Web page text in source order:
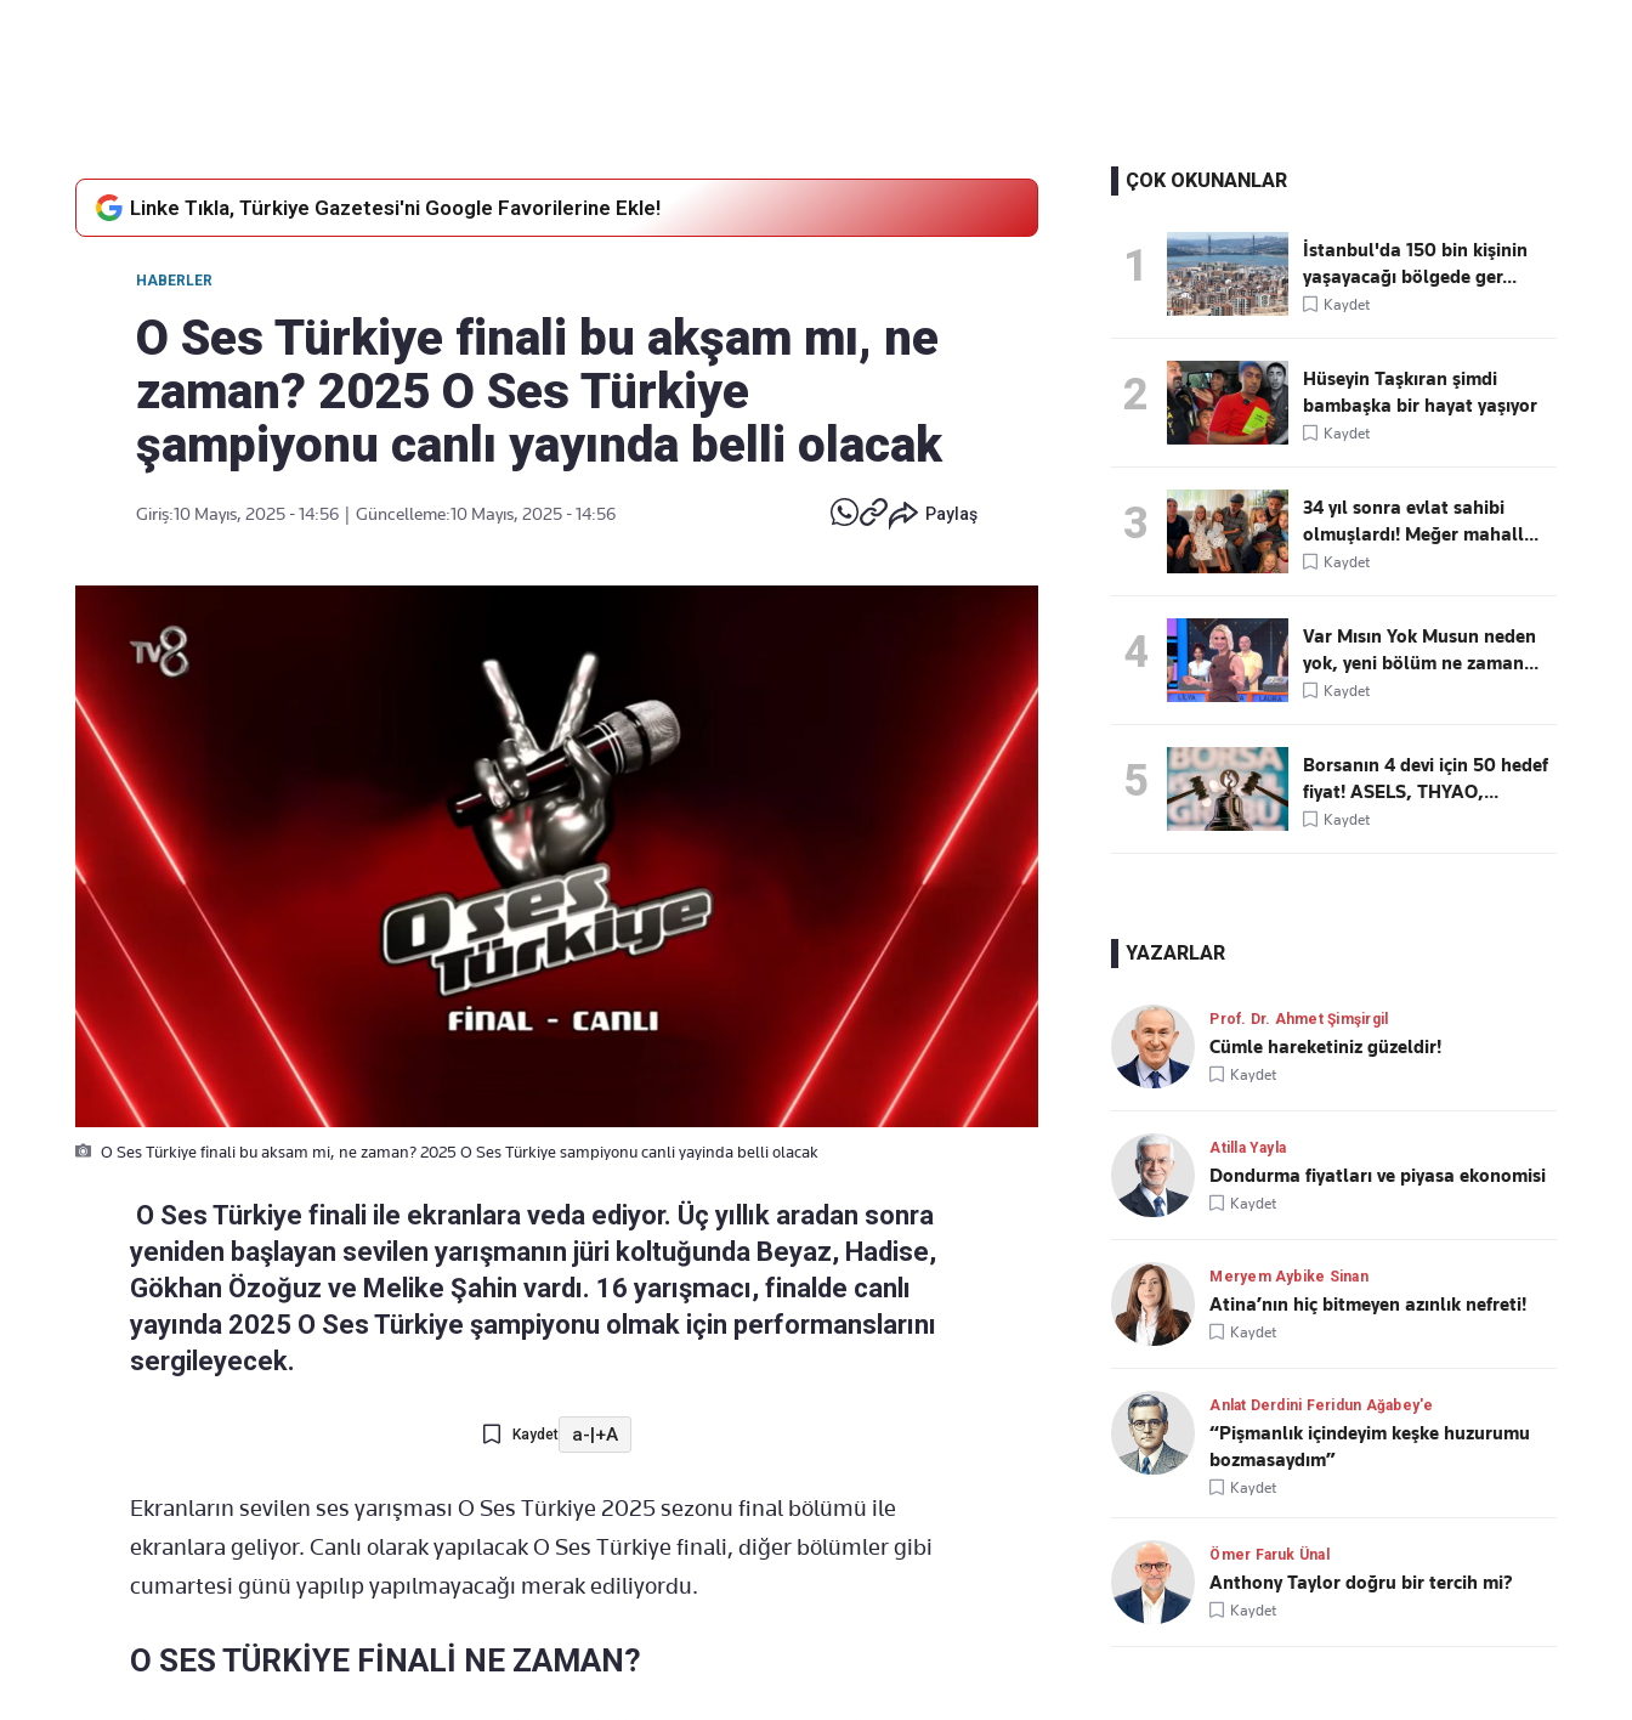
Linke Tıkla, Türkiye Gazetesi'ni Google Favorilerine Ekle!
HABERLER
O Ses Türkiye finali bu akşam mı, ne
zaman? 2025 O Ses Türkiye
şampiyonu canlı yayında belli olacak
Giriş:10 Mayıs, 2025 - 14:56 Güncelleme:10 Mayıs, 2025 - 14:56 Paylaş
O Ses Türkiye finali bu aksam mi, ne zaman? 2025 O Ses Türkiye sampiyonu canli yayinda belli olacak
O Ses Türkiye finali ile ekranlara veda ediyor. Üç yıllık aradan sonra
yeniden başlayan sevilen yarışmanın jüri koltuğunda Beyaz, Hadise,
Gökhan Özoğuz ve Melike Şahin vardı. 16 yarışmacı, finalde canlı
yayında 2025 O Ses Türkiye şampiyonu olmak için performanslarını
sergileyecek.
Kaydet a-|+A
Ekranların sevilen ses yarışması O Ses Türkiye 2025 sezonu final bölümü ile
ekranlara geliyor. Canlı olarak yapılacak O Ses Türkiye finali, diğer bölümler gibi
cumartesi günü yapılıp yapılmayacağı merak ediliyordu.
O SES TÜRKİYE FİNALİ NE ZAMAN?
ÇOK OKUNANLAR
1
İstanbul'da 150 bin kişinin
yaşayacağı bölgede ger...
Kaydet
2
Hüseyin Taşkıran şimdi
bambaşka bir hayat yaşıyor
Kaydet
3
34 yıl sonra evlat sahibi
olmuşlardı! Meğer mahall...
Kaydet
4
Var Mısın Yok Musun neden
yok, yeni bölüm ne zaman...
Kaydet
5
Borsanın 4 devi için 50 hedef
fiyat! ASELS, THYAO,...
Kaydet
YAZARLAR
Prof. Dr. Ahmet Şimşirgil
Cümle hareketiniz güzeldir!
Kaydet
Atilla Yayla
Dondurma fiyatları ve piyasa ekonomisi
Kaydet
Meryem Aybike Sinan
Atina’nın hiç bitmeyen azınlık nefreti!
Kaydet
Anlat Derdini Feridun Ağabey'e
“Pişmanlık içindeyim keşke huzurumu
bozmasaydım”
Kaydet
Ömer Faruk Ünal
Anthony Taylor doğru bir tercih mi?
Kaydet